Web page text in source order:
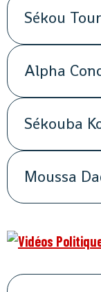
Sékou
Alpha
Sékouba
Moussa